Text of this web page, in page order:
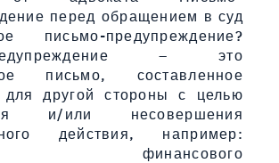
перед обращением в суд
письмо-предупреждение?
– это
письмо, составленное
для другой стороны с целью
и/или несовершения
действия, например:
финансового